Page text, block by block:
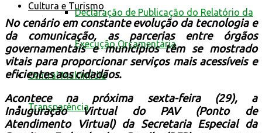
Cultura e Turismo
Declaração de Publicação do Relatório da
Execução Orçamentária
Central Multimídia
Transparência
No cenário em constante evolução da tecnologia e
da comunicação, as parcerias entre órgãos
governamentais e municípios têm se mostrado
vitais para proporcionar serviços mais acessíveis e
eficientes aos cidadãos.
Acontece na próxima sexta-feira (29), a
Inauguração Virtual do PAV (Ponto de
Atendimento Virtual) da Secretaria Especial da